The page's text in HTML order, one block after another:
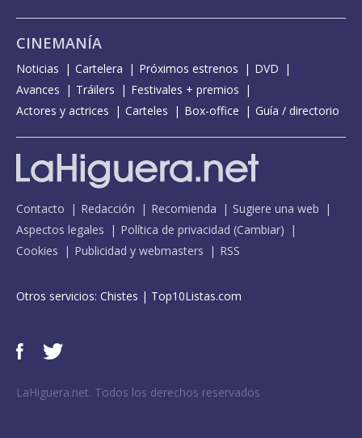
CINEMANÍA
Noticias Cartelera Próximos estrenos
DVD
Avances
Tráilers
Festivales + premios
Actores y actrices
Carteles Box-office Guía / directorio
Contacto Redacción Recomienda
Sugiere una web
Aspectos legales
Política de privacidad (Cambiar)
Cookies
Publicidad y webmasters RSS
Otros servicios: Chistes | Top10Listas.com
LaHiguera.net. Todos los derechos reservados